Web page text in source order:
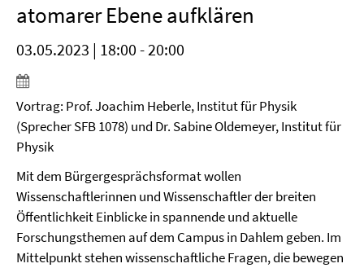
atomarer Ebene aufklären
03.05.2023 | 18:00 - 20:00
Vortrag: Prof. Joachim Heberle, Institut für Physik
(Sprecher SFB 1078) und Dr. Sabine Oldemeyer, Institut für
Physik
Mit dem Bürgergesprächsformat wollen
Wissenschaftlerinnen und Wissenschaftler der breiten
Öffentlichkeit Einblicke in spannende und aktuelle
Forschungsthemen auf dem Campus in Dahlem geben. Im
Mittelpunkt stehen wissenschaftliche Fragen, die bewegen